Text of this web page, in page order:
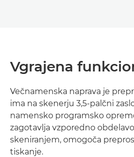
Vgrajena
Večnamenska naprava je
ima na skenerju 3,5-palčni
namensko programsko
zagotavlja vzporedno
skeniranjem, omogoča
tiskanje.